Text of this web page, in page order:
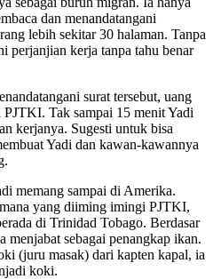
dan menandatangani
lebih sekitar 30 halaman. Tanpa
perjanjian kerja tanpa tahu benar
surat tersebut, uang
Tak sampai 15 menit Yadi
kerjanya. Sugesti untuk bisa
Yadi dan kawan-kawannya
memang sampai di Amerika.
yang diiming imingi PJTKI,
di Trinidad Tobago. Berdasar
menjabat sebagai penangkap ikan.
(juru masak) dari kapten kapal, ia
koki.